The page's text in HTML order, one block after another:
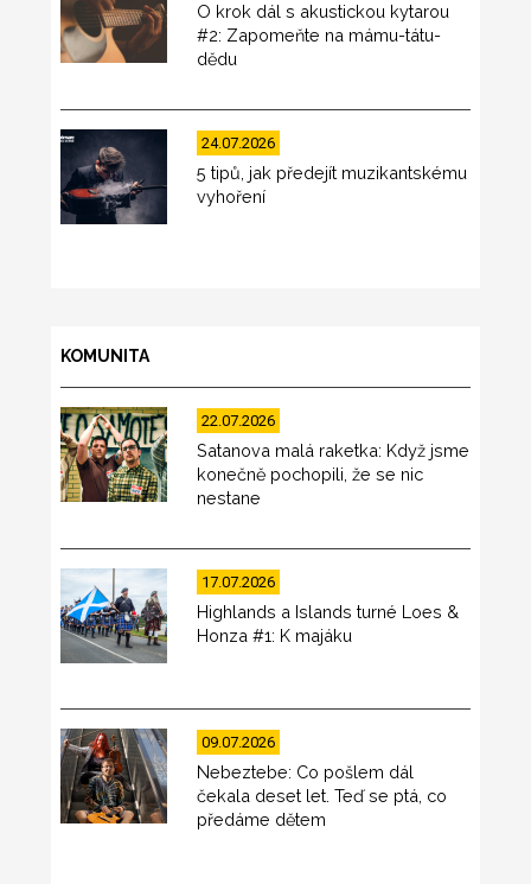
O krok dál s akustickou kytarou
#2: Zapomeňte na mámu-tátu-
dědu
24.07.2026
5 tipů, jak předejít muzikantskému
vyhoření
KOMUNITA
22.07.2026
Satanova malá raketka: Když jsme
konečně pochopili, že se nic
nestane
17.07.2026
Highlands a Islands turné Loes &
Honza #1: K majáku
09.07.2026
Nebeztebe: Co pošlem dál
čekala deset let. Teď se ptá, co
předáme dětem